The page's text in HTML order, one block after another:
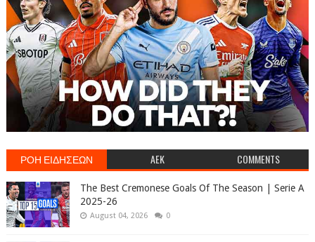
ΡΟΗ ΕΙΔΗΣΕΩΝ AEK COMMENTS
The Best Cremonese Goals Of The Season | Serie A
2025-26
August 04, 2026 0